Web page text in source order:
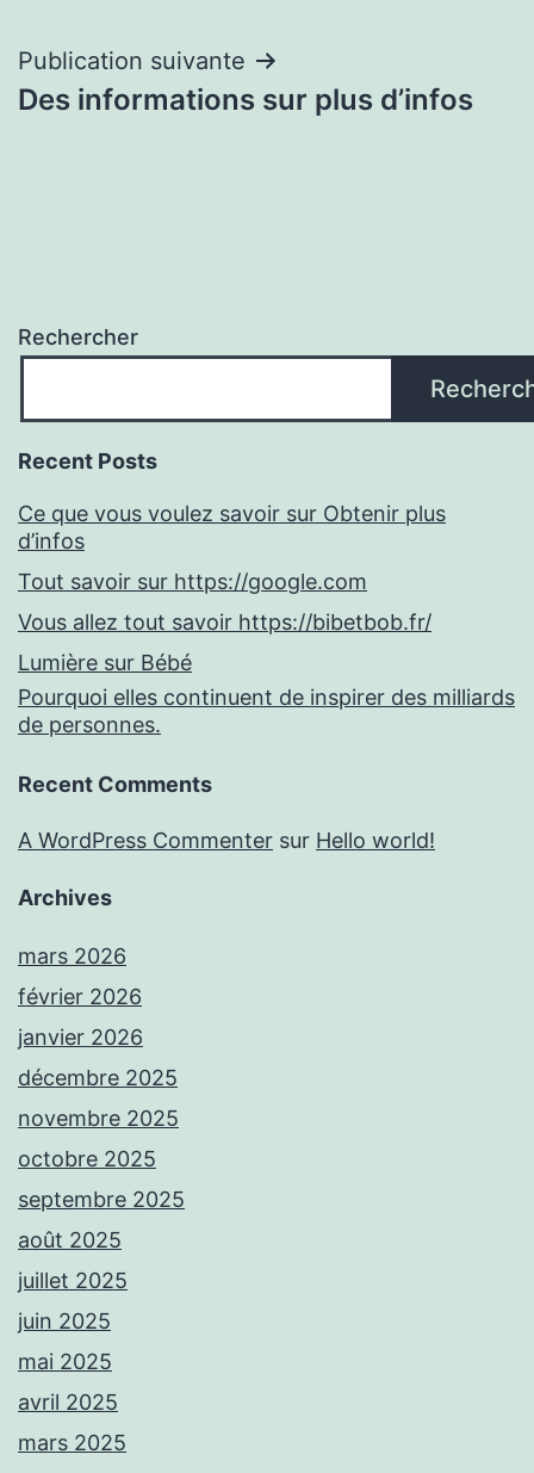
Publication suivante
Des informations sur plus d’infos
Rechercher
Recent Posts
Ce que vous voulez savoir sur Obtenir plus
d’infos
Tout savoir sur https://google.com
Vous allez tout savoir https://bibetbob.fr/
Lumière sur Bébé
Pourquoi elles continuent de inspirer des milliards
de personnes.
Recent Comments
A WordPress Commenter sur Hello world!
Archives
mars 2026
février 2026
janvier 2026
décembre 2025
novembre 2025
octobre 2025
septembre 2025
août 2025
juillet 2025
juin 2025
mai 2025
avril 2025
mars 2025